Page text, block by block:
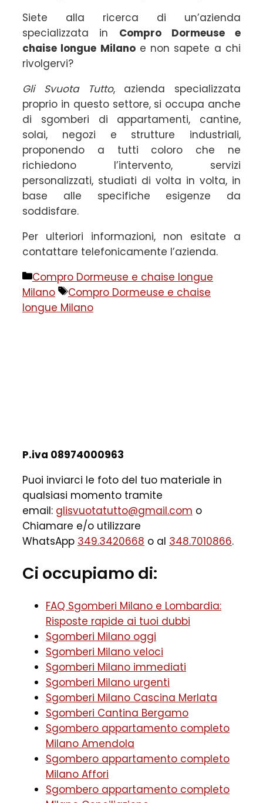
Siete alla ricerca di un’azienda
specializzata in Compro Dormeuse e
chaise longue Milanoe non sapete a chi
rivolgervi?
Gli Svuota Tutto, azienda specializzata
proprio in questo settore, si occupa anche
di sgomberi di appartamenti, cantine,
solai, negozi e strutture industriali,
proponendo a tutti coloro che ne
richiedono l’intervento, servizi
personalizzati, studiati di volta in volta, in
base alle specifiche esigenze da
soddisfare.
Per ulteriori informazioni, non esitate a
contattare telefonicamente l’azienda.
Categorie
Compro Dormeuse e chaise longue
Milano
Tag
Compro Dormeuse e chaise
longue Milano
P.iva 08974000963
Puoi inviarci le foto del tuo materiale in
qualsiasi momento tramite
email: glisvuotatutto@gmail.com o
Chiamare e/o utilizzare
WhatsApp 349.3420668 o al 348.7010866.
Ci occupiamo di:
FAQ Sgomberi Milano e Lombardia:
Risposte rapide ai tuoi dubbi
Sgomberi Milano oggi
Sgomberi Milano veloci
Sgomberi Milano immediati
Sgomberi Milano urgenti
Sgomberi Milano Cascina Merlata
Sgomberi Cantina Bergamo
Sgombero appartamento completo
Milano Amendola
Sgombero appartamento completo
Milano Affori
Sgombero appartamento completo